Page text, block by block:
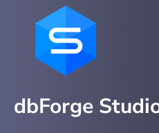
dbForge